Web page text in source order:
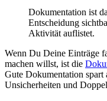
Dokumentation ist
Entscheidung
Aktivität auflistet.
Wenn Du Deine Einträge
machen willst, ist die
Gute Dokumentation
Unsicherheiten und